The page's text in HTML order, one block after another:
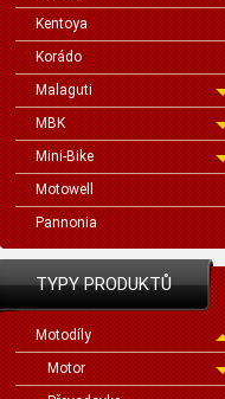
Kentoya
Korádo
Malaguti
MBK
Mini-Bike
Motowell
Pannonia
TYPY PRODUKTŮ
Motodíly
Motor